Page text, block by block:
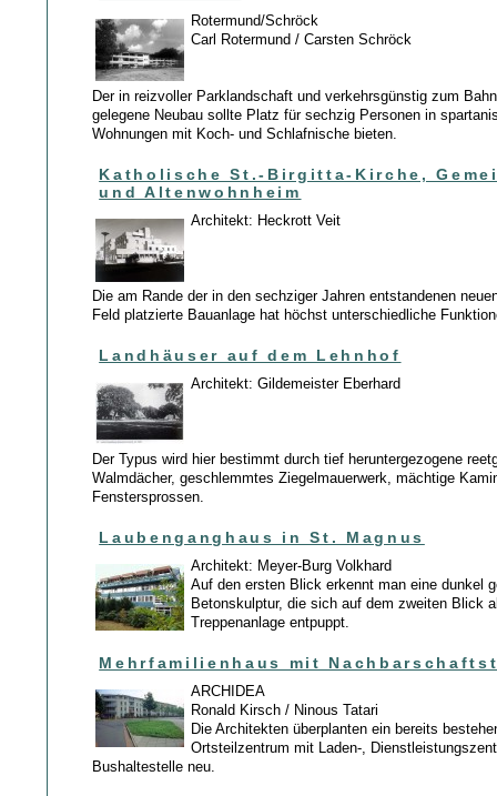
Rotermund/Schröck
Carl Rotermund / Carsten Schröck
Der in reizvoller Parklandschaft und verkehrsgünstig zum
gelegene Neubau sollte Platz für sechzig Personen in
Wohnungen mit Koch- und Schlafnische bieten.
Katholische St.-Birgitta-Kirche,
und Altenwohnheim
Architekt: Heckrott Veit
Die am Rande der in den sechziger Jahren entstandenen
Feld platzierte Bauanlage hat höchst unterschiedliche
Landhäuser auf dem Lehnhof
Architekt: Gildemeister Eberhard
Der Typus wird hier bestimmt durch tief heruntergezogene
Walmdächer, geschlemmtes Ziegelmauerwerk, mächtige
Fenstersprossen.
Laubenganghaus in St. Magnus
Architekt: Meyer-Burg Volkhard
Auf den ersten Blick erkennt man eine dunkel
Betonskulptur, die sich auf dem zweiten Blick
Treppenanlage entpuppt.
Mehrfamilienhaus mit
ARCHIDEA
Ronald Kirsch / Ninous Tatari
Die Architekten überplanten ein bereits
Ortsteilzentrum mit Laden-,
Bushaltestelle neu.